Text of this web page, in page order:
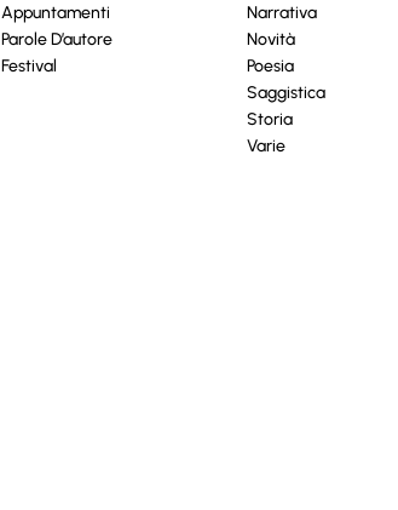
Appuntamenti
Parole D’autore
Festival
Narrativa
Novità
Poesia
Saggistica
Storia
Varie